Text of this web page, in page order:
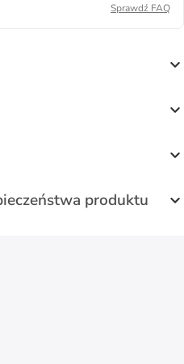
Sprawdź FAQ
produktu